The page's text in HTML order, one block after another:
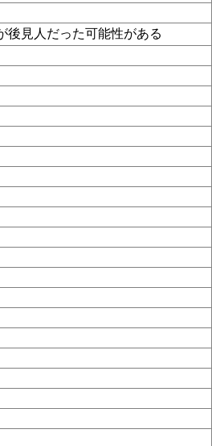
後見人だった可能性がある